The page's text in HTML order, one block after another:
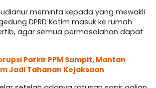
meminta kepada yang mewakli
DPRD Kotim masuk ke rumah
agar semua permasalahan dapat
Parkir PPM Sampit, Mantan
Jadi Tahanan Kejaksaan